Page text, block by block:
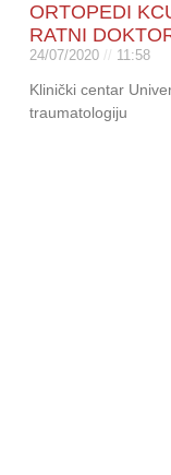
ORTOPEDI
RATNI
24/07/2020 11:58
Klinički centar
traumatologiju